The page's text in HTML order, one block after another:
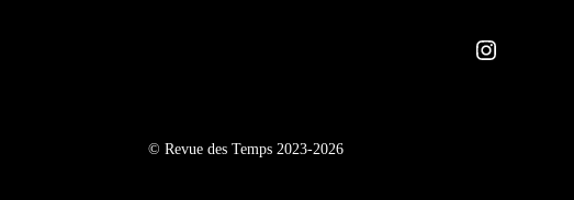
Instagram
© Revue des Temps 2023-2026